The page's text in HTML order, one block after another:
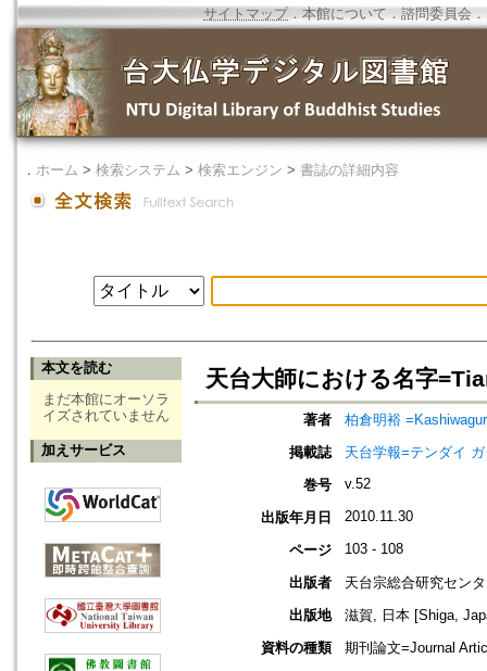
サイトマップ．本館について ． 諮問委員会 ．
． ホーム > 検索システム > 検索エンジン > 書誌の詳細内容
本文を読む
まだ本館にオーソラ
イズされていません
加えサービス
天台大師における名字
著者
柏倉明裕
掲載誌
天台学報=テンダイ
巻号
v.52
出版年月日 2010.11.30
ページ 103 - 108
出版者
天台宗総合研究セン
出版地
滋賀, 日本 [Shiga,
資料の種類
期刊論文=Journal